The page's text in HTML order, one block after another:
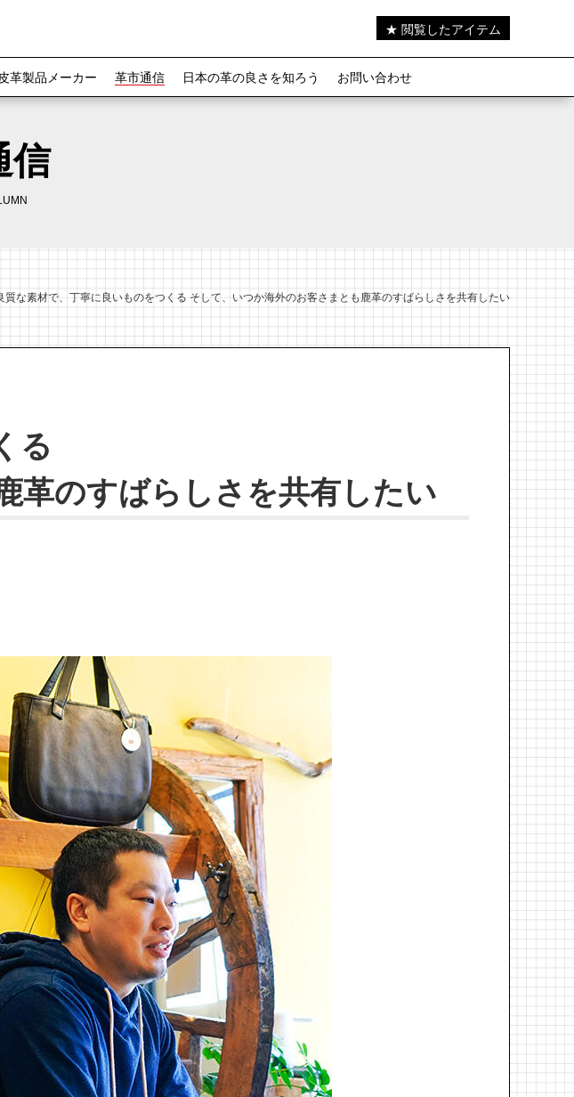
★ 閲覧したアイテム
革製品メーカー 革市通信 日本の革の良さを知ろう お問い合わせ
信
質な素材で、丁寧に良いものをつくる そして、いつか海外のお客さまとも鹿革のすばらしさを共有したい
る
革のすばらしさを共有したい